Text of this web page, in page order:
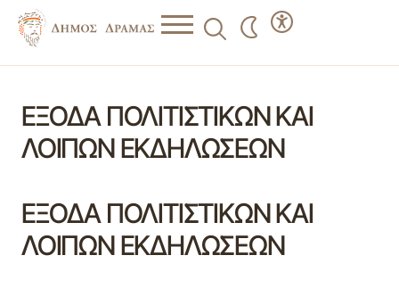
ΕΞΟΔΑ ΠΟΛΙΤΙΣΤΙΚΩΝ ΚΑΙ
ΛΟΙΠΩΝ ΕΚΔΗΛΩΣΕΩΝ
ΕΞΟΔΑ ΠΟΛΙΤΙΣΤΙΚΩΝ ΚΑΙ
ΛΟΙΠΩΝ ΕΚΔΗΛΩΣΕΩΝ